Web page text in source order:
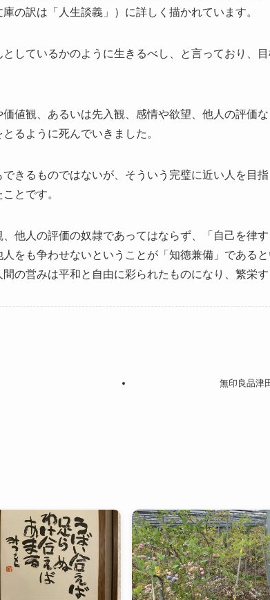
の訳は「人生談義」）に詳しく描かれています。
しているかのように生きるべし、と言っており、
値観、あるいは先入観、感情や欲望、他人の評価
るように死んでいきました。
きるものではないが、そういう完璧に近い人を目
とです。
他人の評価の奴隷であってはならず、「自己を律
をも争わせないということが「知徳兼備」である
の営みは平和と自由に彩られたものになり、繁栄す
無印良品津